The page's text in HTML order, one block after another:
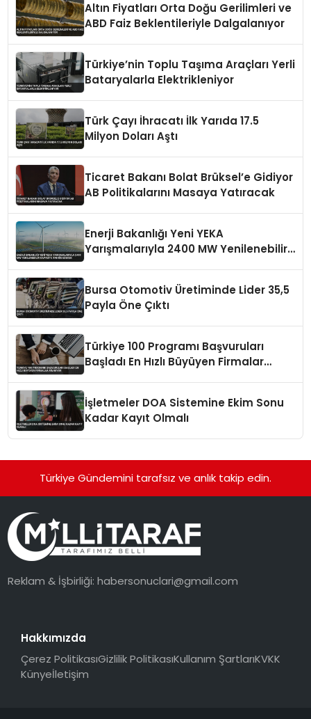
Altın Fiyatları Orta Doğu Gerilimleri ve
ABD Faiz Beklentileriyle Dalgalanıyor
Türkiye’nin Toplu Taşıma Araçları Yerli
Bataryalarla Elektrikleniyor
Türk Çayı İhracatı İlk Yarıda 17.5
Milyon Doları Aştı
Ticaret Bakanı Bolat Brüksel’e Gidiyor
AB Politikalarını Masaya Yatıracak
Enerji Bakanlığı Yeni YEKA
Yarışmalarıyla 2400 MW Yenilenebilir
Bursa Otomotiv Üretiminde Lider 35,5
Payla Öne Çıktı
Türkiye 100 Programı Başvuruları
Başladı En Hızlı Büyüyen Firmalar
İşletmeler DOA Sistemine Ekim Sonu
Kadar Kayıt Olmalı
Türkiye Gündemini tarafsız ve anlık takip edin.
Reklam & İşbirliği:habersonuclari@gmail.com
Hakkımızda
Çerez PolitikasıGizlilik PolitikasıKullanım ŞartlarıKVKK
Künyeİletişim